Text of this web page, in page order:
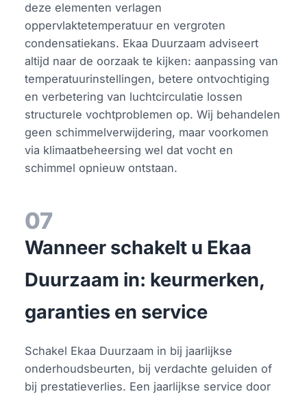
deze elementen verlagen
oppervlaktetemperatuur en vergroten
condensatiekans. Ekaa Duurzaam adviseert
altijd naar de oorzaak te kijken: aanpassing van
temperatuurinstellingen, betere ontvochtiging
en verbetering van luchtcirculatie lossen
structurele vochtproblemen op. Wij behandelen
geen schimmelverwijdering, maar voorkomen
via klimaatbeheersing wel dat vocht en
schimmel opnieuw ontstaan.
07
Wanneer schakelt u Ekaa
Duurzaam in: keurmerken,
garanties en service
Schakel Ekaa Duurzaam in bij jaarlijkse
onderhoudsbeurten, bij verdachte geluiden of
bij prestatieverlies. Een jaarlijkse service door